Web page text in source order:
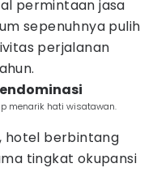
permintaan jasa
sepenuhnya pulih
perjalanan
menarik hati wisatawan.
hotel berbintang
tingkat okupansi